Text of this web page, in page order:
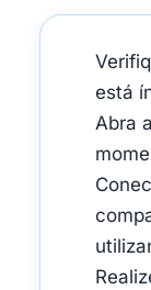
está
Abra